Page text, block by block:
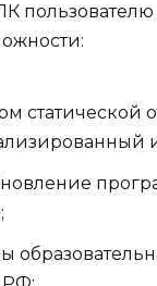
статической